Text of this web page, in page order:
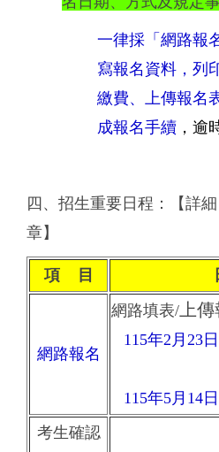
一律採「網路報
寫報名資料，列
繳費、上傳報名
成報名手續 ，逾
四、招生重要日程：【詳
章】
項 目
網路報名
網路填表/ 上
115年2月23
115年5月14
考生確認